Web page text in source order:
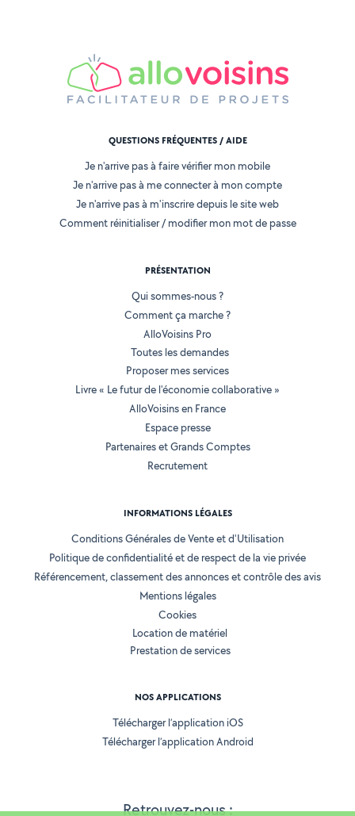
Retrouvez-nous :
QUESTIONS FRÉQUENTES / AIDE
Je n'arrive pas à faire vérifier mon mobile
Je n'arrive pas à me connecter à mon compte
Je n'arrive pas à m'inscrire depuis le site web
Comment réinitialiser / modifier mon mot de passe
PRÉSENTATION
Qui sommes-nous ?
Comment ça marche ?
AlloVoisins Pro
Toutes les demandes
Proposer mes services
Livre « Le futur de l'économie collaborative »
AlloVoisins en France
Espace presse
Partenaires et Grands Comptes
Recrutement
INFORMATIONS LÉGALES
Conditions Générales de Vente et d'Utilisation
Politique de confidentialité et de respect de la vie privée
Référencement, classement des annonces et contrôle des avis
Mentions légales
Cookies
Location de matériel
Prestation de services
NOS APPLICATIONS
Télécharger l’application iOS
Télécharger l’application Android